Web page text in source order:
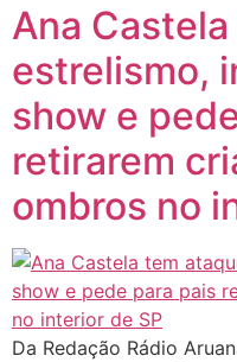
Ana
estrelismo,
show e
retirarem
ombros no
Da Redação Rádio